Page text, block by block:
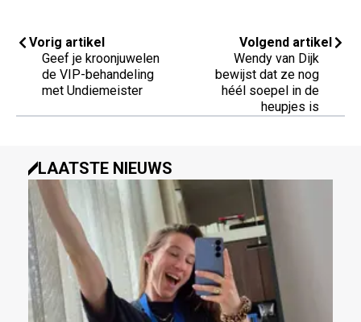
Vorig artikel
Geef je kroonjuwelen
de VIP-behandeling
met Undiemeister
Volgend artikel
Wendy van Dijk
bewijst dat ze nog
héél soepel in de
heupjes is
LAATSTE NIEUWS